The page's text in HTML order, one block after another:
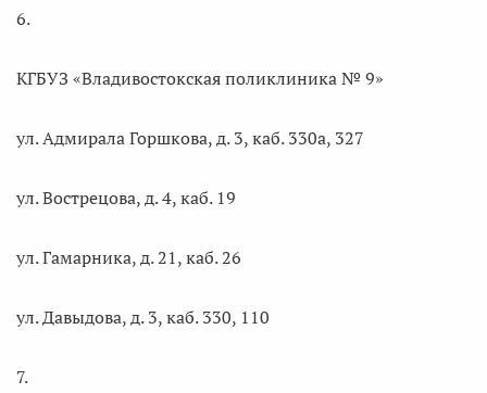
6.
КГБУЗ «Владивостокская поликлиника № 9»
ул. Адмирала Горшкова, д. 3, каб. 330а, 327
ул. Вострецова, д. 4, каб. 19
ул. Гамарника, д. 21, каб. 26
ул. Давыдова, д. 3, каб. 330, 110
7.